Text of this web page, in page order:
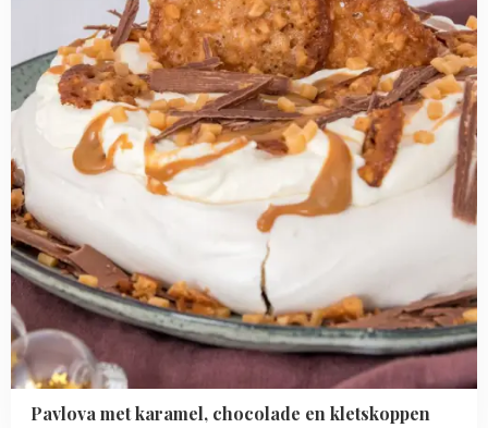
Pavlova met karamel, chocolade en kletskoppen
kletskoppen